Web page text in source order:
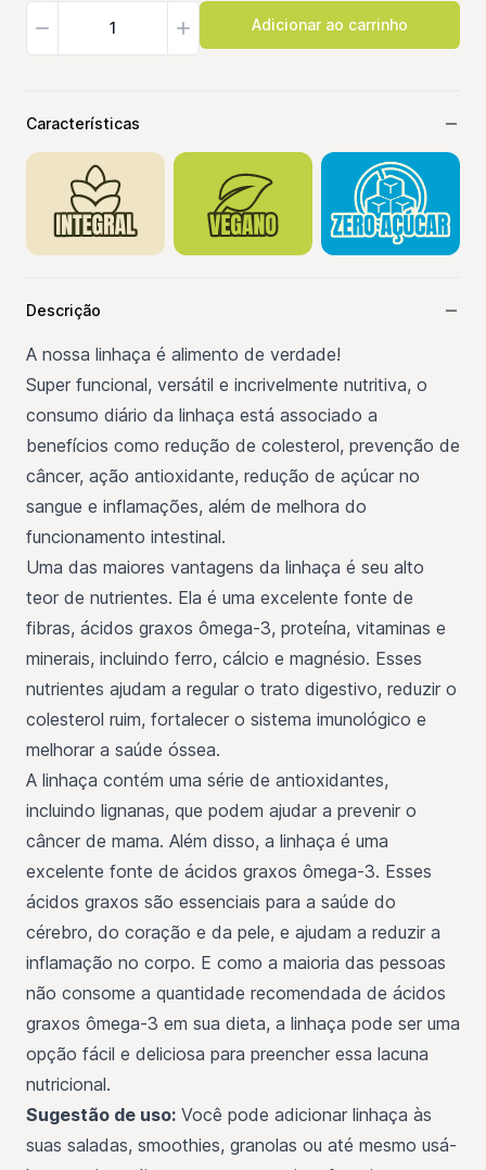
Características
Descrição
A nossa linhaça é alimento de verdade!
Super funcional, versátil e incrivelmente nutritiva, o
consumo diário da linhaça está associado a
benefícios como redução de colesterol, prevenção de
câncer, ação antioxidante, redução de açúcar no
sangue e inflamações, além de melhora do
funcionamento intestinal.
Uma das maiores vantagens da linhaça é seu alto
teor de nutrientes. Ela é uma excelente fonte de
fibras, ácidos graxos ômega-3, proteína, vitaminas e
minerais, incluindo ferro, cálcio e magnésio. Esses
nutrientes ajudam a regular o trato digestivo, reduzir o
colesterol ruim, fortalecer o sistema imunológico e
melhorar a saúde óssea.
A linhaça contém uma série de antioxidantes,
incluindo lignanas, que podem ajudar a prevenir o
câncer de mama. Além disso, a linhaça é uma
excelente fonte de ácidos graxos ômega-3. Esses
ácidos graxos são essenciais para a saúde do
cérebro, do coração e da pele, e ajudam a reduzir a
inflamação no corpo. E como a maioria das pessoas
não consome a quantidade recomendada de ácidos
graxos ômega-3 em sua dieta, a linhaça pode ser uma
opção fácil e deliciosa para preencher essa lacuna
nutricional.
Sugestão de uso: Você pode adicionar linhaça às
suas saladas, smoothies, granolas ou até mesmo usá-